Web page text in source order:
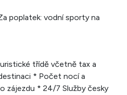
poplatek: vodní sporty na
třídě včetně tax a
* Počet nocí a
zájezdu * 24/7 Služby česky